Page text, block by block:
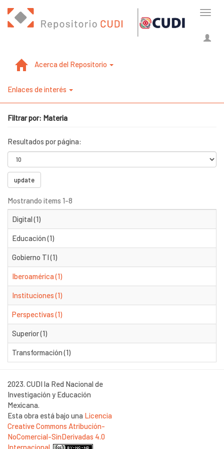
Acerca del Repositorio
Enlaces de interés
Filtrar por: Materia
Resultados por página:
update
Mostrando items 1-8
Digital (1)
Educación (1)
Gobierno TI (1)
Iberoamérica (1)
Instituciones (1)
Perspectivas (1)
Superior (1)
Transformación (1)
2023. CUDI la Red Nacional de
Investigación y Educación
Mexicana.
Esta obra está bajo una Licencia
Creative Commons Atribución-
NoComercial-SinDerivadas 4.0
Internacional